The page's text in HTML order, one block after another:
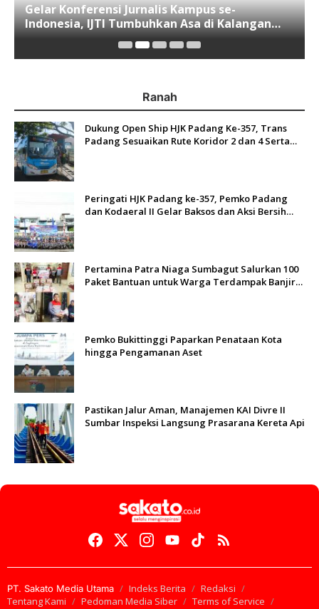
Gelar Konferensi Jurnalis Kampus se-
Indonesia, IJTI Tumbuhkan Asa di Kalangan
Jurnalis Muda di Era Disruspi Digital
Ranah
Dukung Open Ship HJK Padang Ke-357, Trans
Padang Sesuaikan Rute Koridor 2 dan 4 Serta
Peringati HJK Padang ke-357, Pemko Padang
dan Kodaeral II Gelar Baksos dan Aksi Bersih
Pertamina Patra Niaga Sumbagut Salurkan 100
Paket Bantuan untuk Warga Terdampak Banjir
Pemko Bukittinggi Paparkan Penataan Kota
hingga Pengamanan Aset
Pastikan Jalur Aman, Manajemen KAI Divre II
Sumbar Inspeksi Langsung Prasarana Kereta Api
PT. Sakato Media Utama Indeks Berita
Redaksi
Tentang Kami
Pedoman Media Siber
Terms of Service